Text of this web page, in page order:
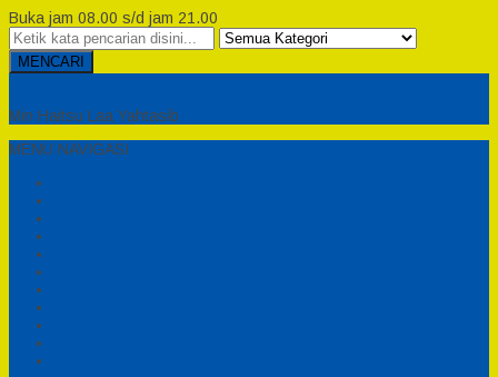
Buka jam 08.00 s/d jam 21.00
MENCARI
Min Haitsu Laa Yahtasib
MENU NAVIGASI